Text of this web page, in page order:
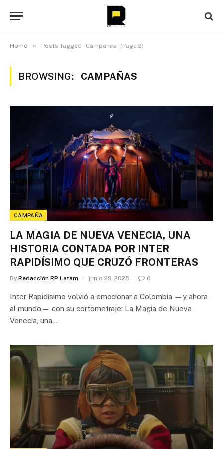
Home » Posts Tagged "Campañas" (Page 2)
BROWSING: CAMPAÑAS
CAMPAÑA
LA MAGIA DE NUEVA VENECIA, UNA
HISTORIA CONTADA POR INTER
RAPIDÍSIMO QUE CRUZÓ FRONTERAS
By Redacción RP Latam junio 29, 2025 0
Inter Rapidísimo volvió a emocionar a Colombia —y ahora
al mundo— con su cortometraje: La Magia de Nueva
Venecia, una…